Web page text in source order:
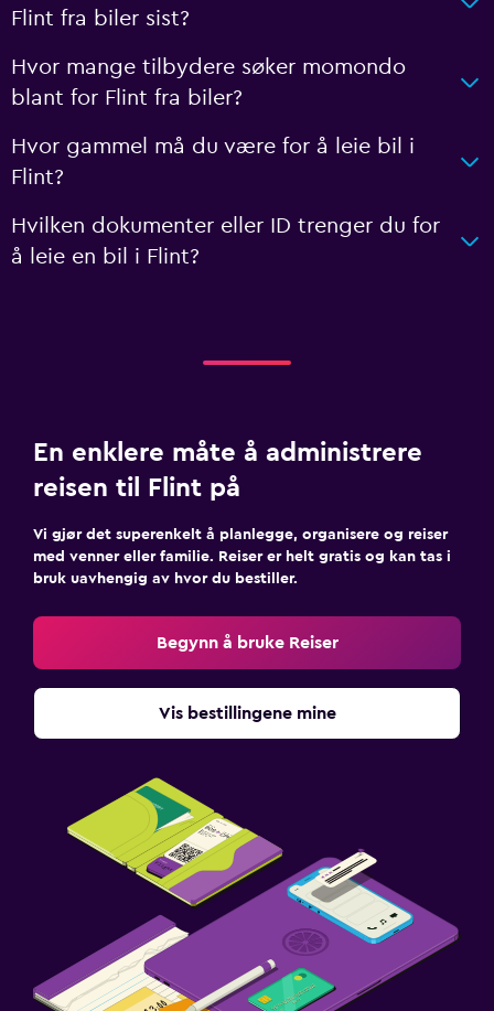
Flint fra biler sist?
Hvor mange tilbydere søker momondo
blant for Flint fra biler?
Hvor gammel må du være for å leie bil i
Flint?
Hvilken dokumenter eller ID trenger du for
å leie en bil i Flint?
En enklere måte å administrere
reisen til Flint på
Vi gjør det superenkelt å planlegge, organisere og reiser
med venner eller familie. Reiser er helt gratis og kan tas i
bruk uavhengig av hvor du bestiller.
Begynn å bruke Reiser
Vis bestillingene mine